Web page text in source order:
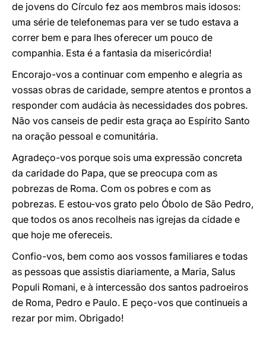
de jovens do Círculo fez aos membros mais idosos:
uma série de telefonemas para ver se tudo estava a
correr bem e para lhes oferecer um pouco de
companhia. Esta é a fantasia da misericórdia!
Encorajo-vos a continuar com empenho e alegria as
vossas obras de caridade, sempre atentos e prontos a
responder com audácia às necessidades dos pobres.
Não vos canseis de pedir esta graça ao Espírito Santo
na oração pessoal e comunitária.
Agradeço-vos porque sois uma expressão concreta
da caridade do Papa, que se preocupa com as
pobrezas de Roma. Com os pobres e com as
pobrezas. E estou-vos grato pelo Óbolo de São Pedro,
que todos os anos recolheis nas igrejas da cidade e
que hoje me ofereceis.
Confio-vos, bem como aos vossos familiares e todas
as pessoas que assistis diariamente, a Maria, Salus
Populi Romani, e à intercessão dos santos padroeiros
de Roma, Pedro e Paulo. E peço-vos que continueis a
rezar por mim. Obrigado!